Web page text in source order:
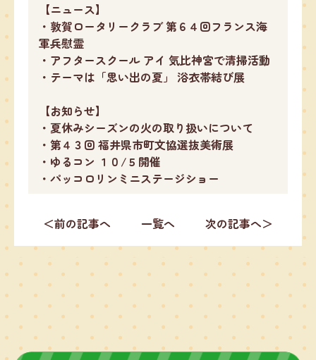
【ニュース】
・敦賀ロータリークラブ 第６４回フランス海
軍兵慰霊
・アフタースクール アイ 気比神宮で清掃活動
・テーマは「思い出の夏」 浴衣帯結び展
【お知らせ】
・夏休みシーズンの火の取り扱いについて
・第４３回 福井県市町文協選抜美術展
・ゆるコン １０/５開催
・パッコロリンミニステージショー
＜前の記事へ 一覧へ 次の記事へ＞